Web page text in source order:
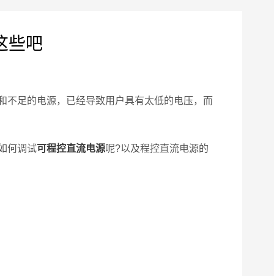
些吧
足的电源，已经导致用户具有太低的电压，而
何调试可程控直流电源呢?以及程控直流电源的